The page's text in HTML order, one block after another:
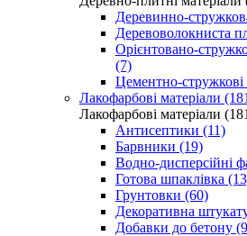
Деревинно-
Деревоволокниста
Орієнтовано-
(7)
Цементно-
Лакофарбові матеріали
Лакофарбові матеріали
Антисептики (11)
Барвники (19)
Водно-дисперсійні
Готова шпаклівка
Грунтовки (60)
Декоративна
Добавки до бетону